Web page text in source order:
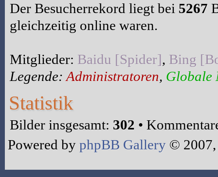
Der Besucherrekord liegt bei 5267
gleichzeitig online waren.
Mitglieder: Baidu [Spider], Bing
Legende: Administratoren, Globale
Statistik
Bilder insgesamt: 302 •
Powered by phpBB Gallery ©